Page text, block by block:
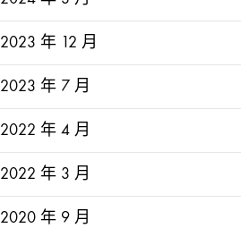
2023 年 12 月
2023 年 7 月
2022 年 4 月
2022 年 3 月
2020 年 9 月